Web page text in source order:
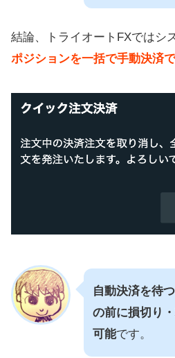
結論、トライオートFXではシ
ポジションを一括で手動決済
自動決済を待
の前に損切り
可能です。